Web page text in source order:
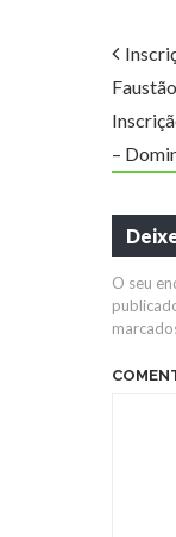
Faustão
–
O seu